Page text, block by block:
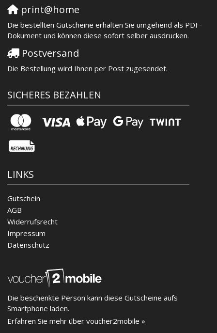
print@home
Die bestellten Gutscheine erhalten Sie umgehend als PDF-
Dokument und können diese sofort selber ausdrucken.
Postversand
Die Bestellung wird Ihnen per Post zugesendet.
SICHERES BEZAHLEN
LINKS
Gutschein
AGB
Widerrufsrecht
Impressum
Datenschutz
Die beschenkte Person kann diese Gutscheine aufs
Smartphone laden.
Erfahren Sie mehr über voucher2mobile »